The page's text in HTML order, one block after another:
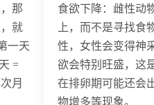
那
就
一天
=
月
食欲下降：雌性动
上，而不是寻找食
性，女性会变得神
欲会特别旺盛，这
在排卵期可能还会
物增多等现象。